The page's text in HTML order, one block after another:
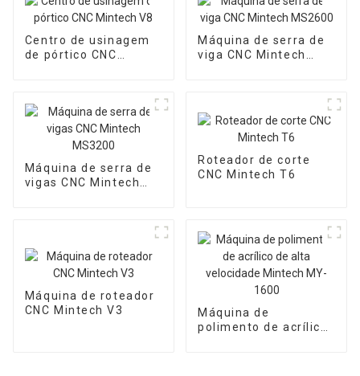
Centro de usinagem
de pórtico CNC
Máquina de serra de
viga CNC Mintech
Máquina de serra de
vigas CNC Mintech
Roteador de corte
CNC Mintech T6
Máquina de roteador
CNC Mintech V3
Máquina de
polimento de acrílico